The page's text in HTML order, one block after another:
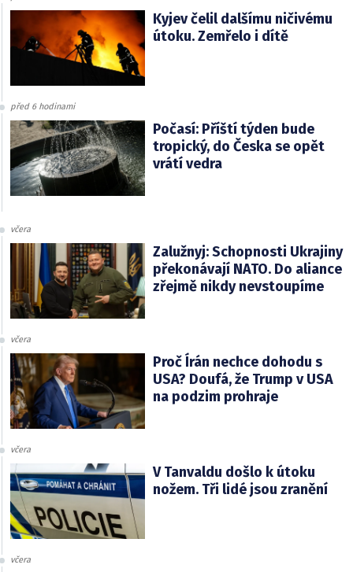
Kyjev čelil dalšímu ničivému
útoku. Zemřelo i dítě
před 6 hodinami
Počasí: Příští týden bude
tropický, do Česka se opět
vrátí vedra
včera
Zalužnyj: Schopnosti Ukrajiny
překonávají NATO. Do aliance
zřejmě nikdy nevstoupíme
včera
Proč Írán nechce dohodu s
USA? Doufá, že Trump v USA
na podzim prohraje
včera
V Tanvaldu došlo k útoku
nožem. Tři lidé jsou zranění
včera